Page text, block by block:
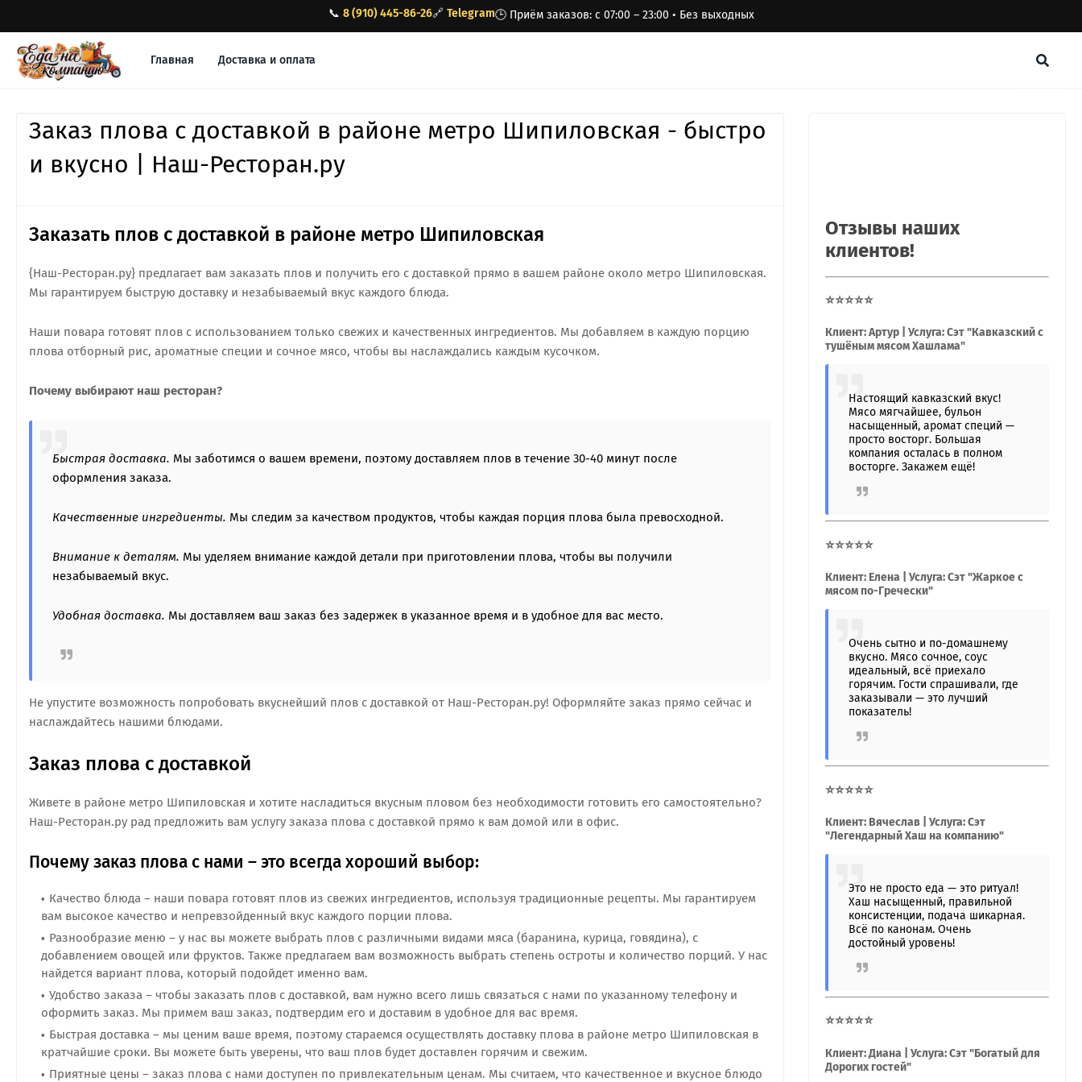
📞 8 (910) 445-86-26🔗 Telegram🕒 Приём заказов: с 07:00 – 23:00 • Без выходных
Главная Доставка и оплата
Заказ плова с доставкой в районе метро Шипиловская - быстро
и вкусно | Наш-Ресторан.ру
Заказать плов с доставкой в районе метро Шипиловская
{Наш-Ресторан.ру} предлагает вам заказать плов и получить его с доставкой прямо в вашем районе около метро Шипиловская.
Мы гарантируем быструю доставку и незабываемый вкус каждого блюда.
Наши повара готовят плов с использованием только свежих и качественных ингредиентов. Мы добавляем в каждую порцию
плова отборный рис, ароматные специи и сочное мясо, чтобы вы наслаждались каждым кусочком.
Почему выбирают наш ресторан?
Быстрая доставка. Мы заботимся о вашем времени, поэтому доставляем плов в течение 30-40 минут после
оформления заказа.
Качественные ингредиенты. Мы следим за качеством продуктов, чтобы каждая порция плова была превосходной.
Внимание к деталям. Мы уделяем внимание каждой детали при приготовлении плова, чтобы вы получили
незабываемый вкус.
Удобная доставка. Мы доставляем ваш заказ без задержек в указанное время и в удобное для вас место.
Не упустите возможность попробовать вкуснейший плов с доставкой от Наш-Ресторан.ру! Оформляйте заказ прямо сейчас и
наслаждайтесь нашими блюдами.
Заказ плова с доставкой
Живете в районе метро Шипиловская и хотите насладиться вкусным пловом без необходимости готовить его самостоятельно?
Наш-Ресторан.ру рад предложить вам услугу заказа плова с доставкой прямо к вам домой или в офис.
Почему заказ плова с нами – это всегда хороший выбор:
Качество блюда – наши повара готовят плов из свежих ингредиентов, используя традиционные рецепты. Мы гарантируем
вам высокое качество и непревзойденный вкус каждого порции плова.
Разнообразие меню – у нас вы можете выбрать плов с различными видами мяса (баранина, курица, говядина), с
добавлением овощей или фруктов. Также предлагаем вам возможность выбрать степень остроты и количество порций. У нас
найдется вариант плова, который подойдет именно вам.
Удобство заказа – чтобы заказать плов с доставкой, вам нужно всего лишь связаться с нами по указанному телефону и
оформить заказ. Мы примем ваш заказ, подтвердим его и доставим в удобное для вас время.
Быстрая доставка – мы ценим ваше время, поэтому стараемся осуществлять доставку плова в районе метро Шипиловская в
кратчайшие сроки. Вы можете быть уверены, что ваш плов будет доставлен горячим и свежим.
Приятные цены – заказ плова с нами доступен по привлекательным ценам. Мы считаем, что качественное и вкусное блюдо
Отзывы наших
клиентов!
⭐⭐⭐⭐⭐
Клиент: Артур | Услуга: Сэт "Кавказский с
тушёным мясом Хашлама"
Настоящий кавказский вкус!
Мясо мягчайшее, бульон
насыщенный, аромат специй —
просто восторг. Большая
компания осталась в полном
восторге. Закажем ещё!
⭐⭐⭐⭐⭐
Клиент: Елена | Услуга: Сэт "Жаркое с
мясом по-Гречески"
Очень сытно и по-домашнему
вкусно. Мясо сочное, соус
идеальный, всё приехало
горячим. Гости спрашивали, где
заказывали — это лучший
показатель!
⭐⭐⭐⭐⭐
Клиент: Вячеслав | Услуга: Сэт
"Легендарный Хаш на компанию"
Это не просто еда — это ритуал!
Хаш насыщенный, правильной
консистенции, подача шикарная.
Всё по канонам. Очень
достойный уровень!
⭐⭐⭐⭐⭐
Клиент: Диана | Услуга: Сэт "Богатый для
Дорогих гостей"